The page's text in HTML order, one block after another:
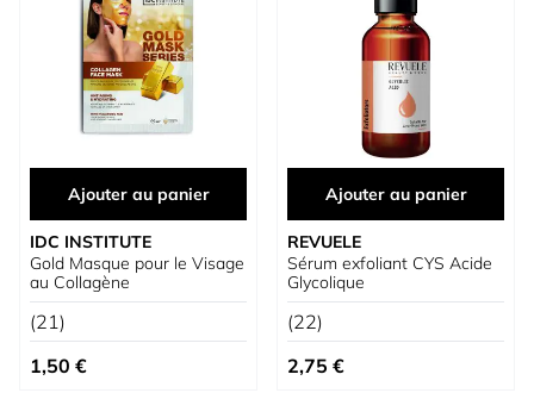
Ajouter au panier
IDC INSTITUTE
Gold Masque pour le Visage
au Collagène
(21)
1,50 €
Ajouter au panier
REVUELE
Sérum exfoliant CYS Acide
Glycolique
(22)
2,75 €